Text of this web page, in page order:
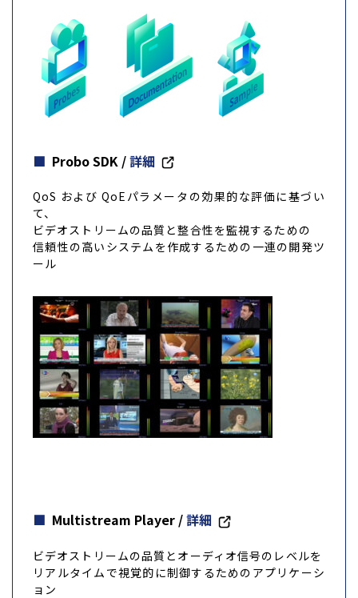
Probo SDK /詳細
QoS および QoEパラメータの効果的な評価に基づい
て、
ビデオストリームの品質と整合性を監視するための
信頼性の高いシステムを作成するための一連の開発ツ
ール
Multistream Player /詳細
ビデオストリームの品質とオーディオ信号のレベルを
リアルタイムで視覚的に制御するためのアプリケーシ
ョン